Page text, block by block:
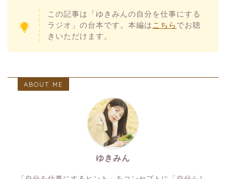
この記事は「ゆきみんの自分を仕事にする
ラジオ」の台本です。本編は こちら でお聴
きいただけます。
ABOUT ME
ゆきみん